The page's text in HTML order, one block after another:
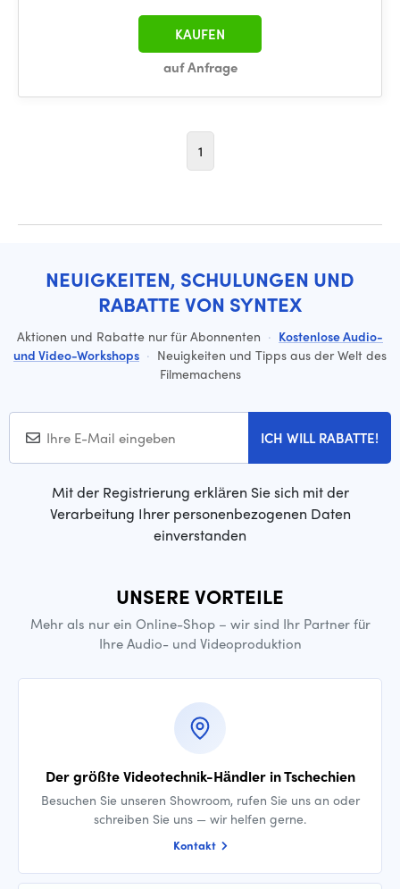
auf Anfrage
KAUFEN
1
NEUIGKEITEN, SCHULUNGEN UND
RABATTE VON SYNTEX
Aktionen und Rabatte nur für Abonnenten · Kostenlose Audio-
und Video-Workshops · Neuigkeiten und Tipps aus der Welt des
Filmemachens
ICH WILL RABATTE!
Mit der Registrierung erklären Sie sich mit der
Verarbeitung Ihrer personenbezogenen Daten
einverstanden
UNSERE VORTEILE
Mehr als nur ein Online-Shop – wir sind Ihr Partner für
Ihre Audio- und Videoproduktion
Der größte Videotechnik-Händler in Tschechien
Besuchen Sie unseren Showroom, rufen Sie uns an oder
schreiben Sie uns — wir helfen gerne.
Kontakt